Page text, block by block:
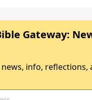
Gateway:
info, reflections,